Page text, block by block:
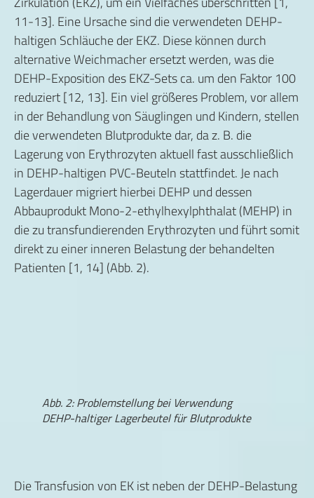
11-13]. Eine Ursache sind die verwendeten DEHP-
haltigen Schläuche der EKZ. Diese können durch
alternative Weichmacher ersetzt werden, was die
DEHP-Exposition des EKZ-Sets ca. um den Faktor 100
reduziert [12, 13]. Ein viel größeres Problem, vor allem
in der Behandlung von Säuglingen und Kindern, stellen
die verwendeten Blutprodukte dar, da z. B. die
Lagerung von Erythrozyten aktuell fast ausschließlich
in DEHP-haltigen PVC-Beuteln stattfindet. Je nach
Lagerdauer migriert hierbei DEHP und dessen
Abbauprodukt Mono-2-ethylhexylphthalat (MEHP) in
die zu transfundierenden Erythrozyten und führt somit
direkt zu einer inneren Belastung der behandelten
Patienten [1, 14] (Abb. 2).
Abb. 2: Problemstellung bei Verwendung
DEHP-haltiger Lagerbeutel für Blutprodukte
Die Transfusion von EK ist neben der DEHP-Belastung